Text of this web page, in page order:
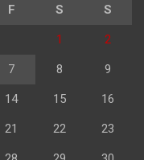
F S S
1 2
7 8 9
14 15 16
21 22 23